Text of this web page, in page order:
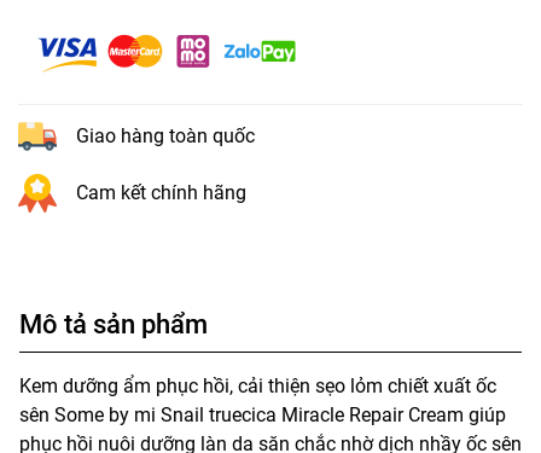
Giao hàng toàn quốc
Cam kết chính hãng
Mô tả sản phẩm
Kem dưỡng ẩm phục hồi, cải thiện sẹo lỏm chiết xuất ốc
sên Some by mi Snail truecica Miracle Repair Cream giúp
phục hồi nuôi dưỡng làn da săn chắc nhờ dịch nhầy ốc sên